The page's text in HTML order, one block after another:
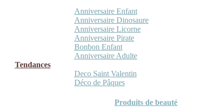
Anniversaire Enfant
Anniversaire Dinosaure
Anniversaire Licorne
Anniversaire Pirate
Bonbon Enfant
Anniversaire Adulte
Tendances
Deco Saint Valentin
Déco de Pâques
Produits de beauté